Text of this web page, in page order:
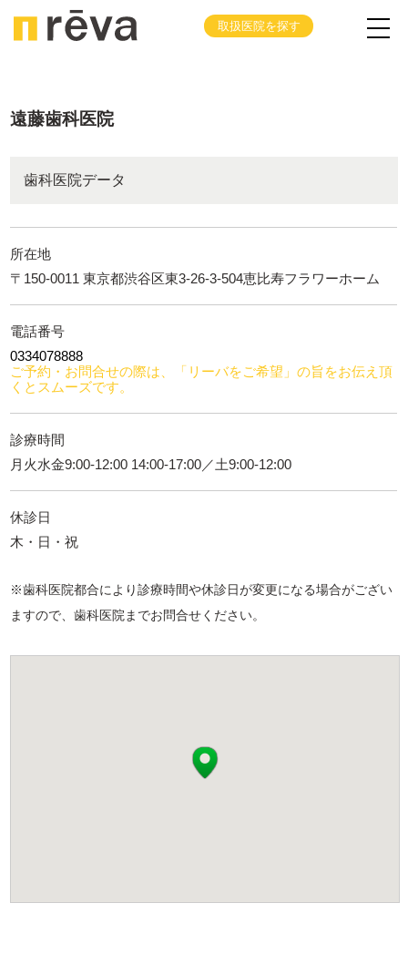
取扱医院を探す
遠藤歯科医院
歯科医院データ
所在地
〒150-0011 東京都渋谷区東3-26-3-504恵比寿フラワーホーム
電話番号
0334078888
ご予約・お問合せの際は、「リーバをご希望」の旨をお伝え頂
くとスムーズです。
診療時間
月火水金9:00-12:00 14:00-17:00／土9:00-12:00
休診日
木・日・祝
※歯科医院都合により診療時間や休診日が変更になる場合がござい
ますので、歯科医院までお問合せください。